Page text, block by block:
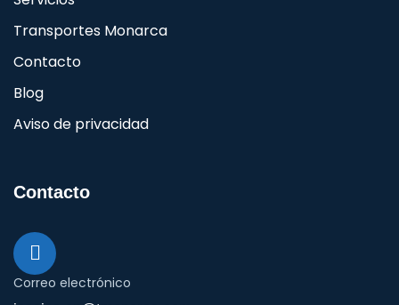
Transportes Monarca
Contacto
Blog
Aviso de privacidad
Contacto
Correo electrónico